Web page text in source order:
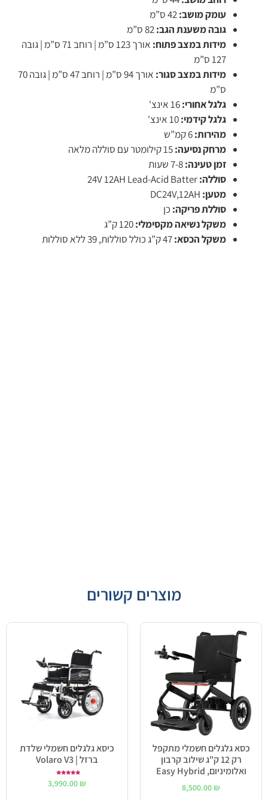
עומק מושב:
גובה משענת הגב:
מידות במצב פתוח:
אורך 123 ס”מ | רוחב 71 ס”מ | גובה
127 ס”מ
מידות במצב סגור:
אורך 94 ס”מ | רוחב 47 ס”מ | גובה 70
ס”מ
גלגל אחורי:
גלגל קידמי:
מהירות:
מרחק נסיעה:
זמן טעינה:
סוללה:
מטען:
סוללת פריקה: כן
משקל נשיאה מקסימלי:
משקל הכסא:
מוצרים קשורים
כסא גלגלים חשמלי מתקפל
רק 12 ק"ג שילוב קרבון
ואלומיניום, Easy Hybrid
8,500.00 ₪
כיסא גלגלים חשמלי שלדת
ברזל | Volaro V3
5.00
3,990.00 ₪